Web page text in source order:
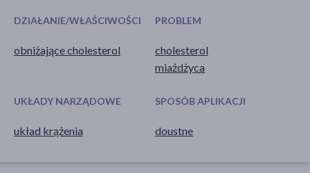
DZIAŁANIE/WŁAŚCIWOŚCI
obniżające cholesterol
PROBLEM
cholesterol
miażdżyca
UKŁADY NARZĄDOWE
układ krążenia
SPOSÓB APLIKACJI
doustne